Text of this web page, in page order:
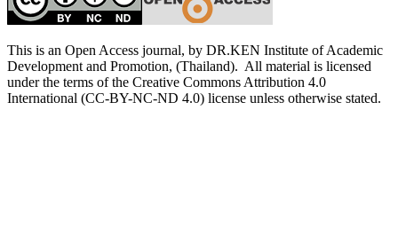
This is an Open Access journal, by DR.KEN Institute of Academic
Development and Promotion, (Thailand). All material is licensed
under the terms of the Creative Commons Attribution 4.0
International (CC-BY-NC-ND 4.0) license unless otherwise stated.